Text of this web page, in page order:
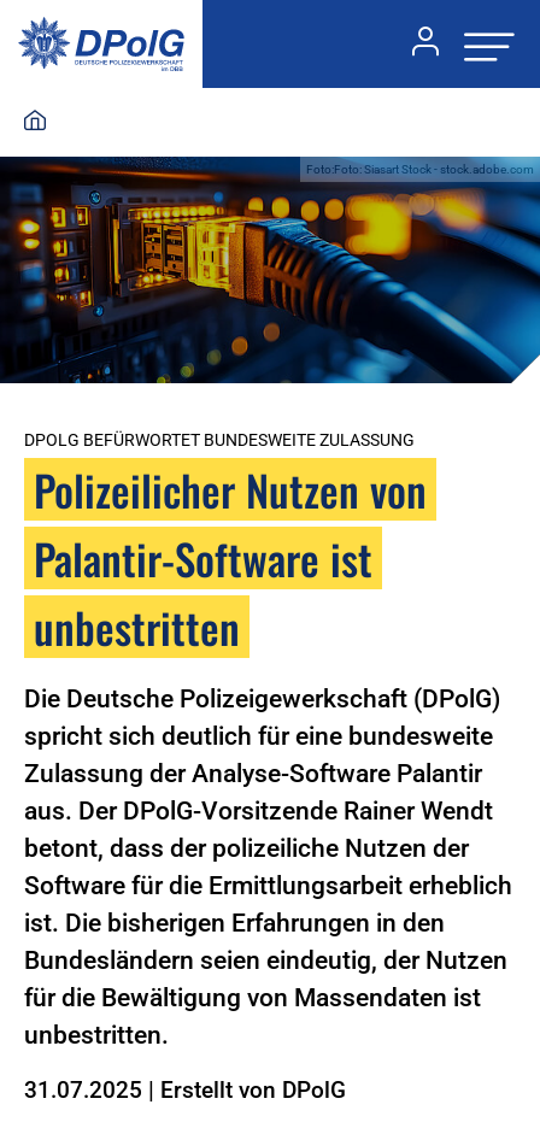
Foto:Foto: Siasart Stock - stock.adobe.com
DPOLG BEFÜRWORTET BUNDESWEITE ZULASSUNG
Polizeilicher Nutzen von
Palantir-Software ist
unbestritten
Die Deutsche Polizeigewerkschaft (DPolG)
spricht sich deutlich für eine bundesweite
Zulassung der Analyse-Software Palantir
aus. Der DPolG-Vorsitzende Rainer Wendt
betont, dass der polizeiliche Nutzen der
Software für die Ermittlungsarbeit erheblich
ist. Die bisherigen Erfahrungen in den
Bundesländern seien eindeutig, der Nutzen
für die Bewältigung von Massendaten ist
unbestritten.
31.07.2025 | Erstellt von DPolG